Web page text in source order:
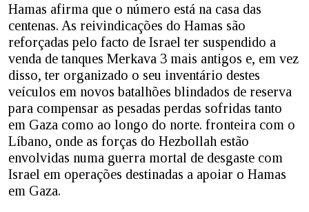
Hamas afirma que o número está na casa das
centenas. As reivindicações do Hamas são
reforçadas pelo facto de Israel ter suspendido a
venda de tanques Merkava 3 mais antigos e, em vez
disso, ter organizado o seu inventário destes
veículos em novos batalhões blindados de reserva
para compensar as pesadas perdas sofridas tanto
em Gaza como ao longo do norte. fronteira com o
Líbano, onde as forças do Hezbollah estão
envolvidas numa guerra mortal de desgaste com
Israel em operações destinadas a apoiar o Hamas
em Gaza.